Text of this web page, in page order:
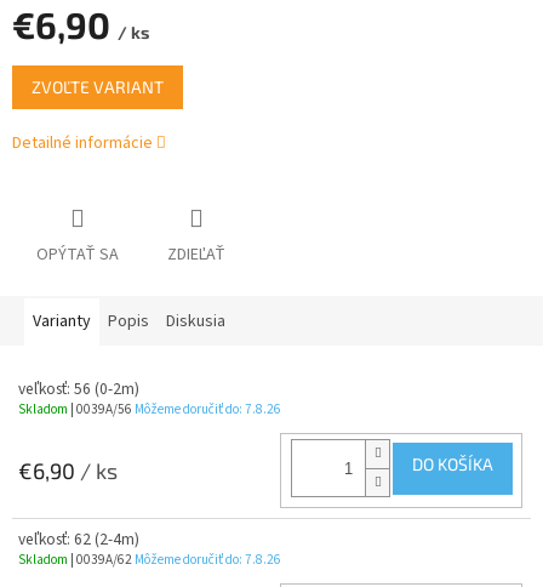
€6,90 / ks
Jednotková
cena:
ZVOĽTE VARIANT
Detailné informácie
OPÝTAŤ SA ZDIEĽAŤ
Varianty Popis Diskusia
veľkosť: 56 (0-2m)
Skladom | 0039A/56 Môžeme doručiť do: 7.8.26
€6,90 / ks DO KOŠÍKA
veľkosť: 62 (2-4m)
Skladom | 0039A/62 Môžeme doručiť do: 7.8.26